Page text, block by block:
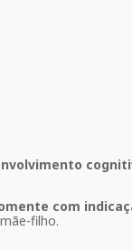
com
filho.